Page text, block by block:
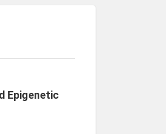
Epigenetic